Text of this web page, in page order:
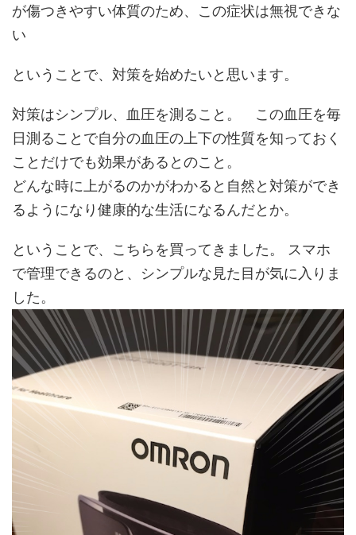
が傷つきやすい体質のため、この症状は無視できな
い
ということで、対策を始めたいと思います。
対策はシンプル、血圧を測ること。 この血圧を毎
日測ることで自分の血圧の上下の性質を知っておく
ことだけでも効果があるとのこと。
どんな時に上がるのかがわかると自然と対策ができ
るようになり健康的な生活になるんだとか。
ということで、こちらを買ってきました。 スマホ
で管理できるのと、シンプルな見た目が気に入りま
した。